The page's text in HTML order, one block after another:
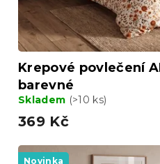
ů
Krepové povlečení
barevné
Skladem (>10 ks)
369 Kč
Novinka